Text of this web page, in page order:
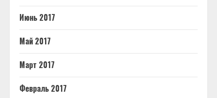
Июнь 2017
Май 2017
Март 2017
Февраль 2017